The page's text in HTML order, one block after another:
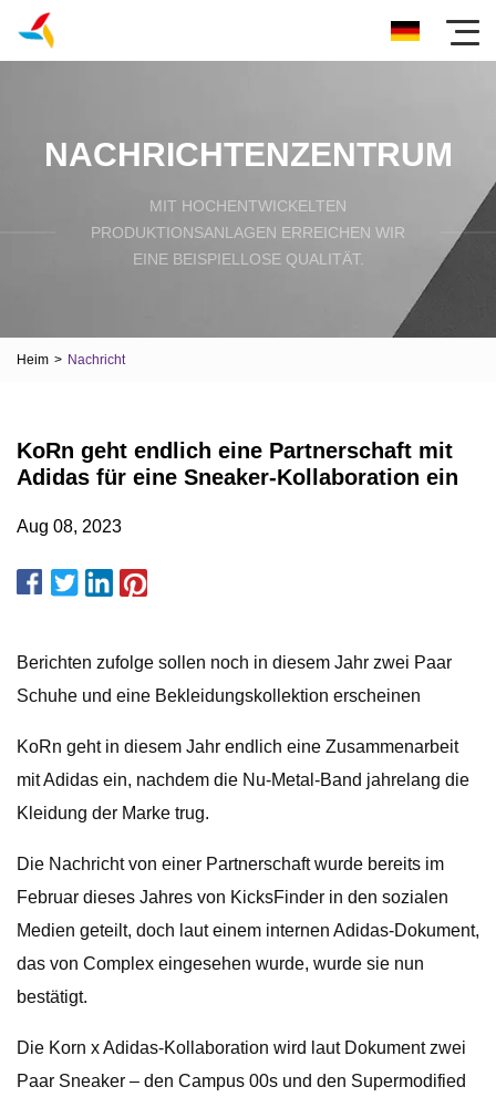
NACHRICHTENZENTRUM
MIT HOCHENTWICKELTEN
PRODUKTIONSANLAGEN ERREICHEN WIR
EINE BEISPIELLOSE QUALITÄT.
Heim > Nachricht
KoRn geht endlich eine Partnerschaft mit
Adidas für eine Sneaker-Kollaboration ein
Aug 08, 2023
Berichten zufolge sollen noch in diesem Jahr zwei Paar
Schuhe und eine Bekleidungskollektion erscheinen
KoRn geht in diesem Jahr endlich eine Zusammenarbeit
mit Adidas ein, nachdem die Nu-Metal-Band jahrelang die
Kleidung der Marke trug.
Die Nachricht von einer Partnerschaft wurde bereits im
Februar dieses Jahres von KicksFinder in den sozialen
Medien geteilt, doch laut einem internen Adidas-Dokument,
das von Complex eingesehen wurde, wurde sie nun
bestätigt.
Die Korn x Adidas-Kollaboration wird laut Dokument zwei
Paar Sneaker – den Campus 00s und den Supermodified